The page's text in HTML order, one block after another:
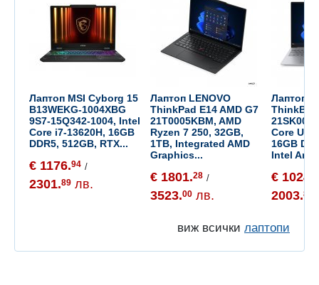
Лаптоп MSI Cyborg 15
B13WEKG-1004XBG
9S7-15Q342-1004, Intel
Core i7-13620H, 16GB
DDR5, 512GB, RTX...
€ 1176.94 /
2301.89 лв.
Лаптоп LENOVO
ThinkPad E14 AMD G7
21T0005KBM, AMD
Ryzen 7 250, 32GB,
1TB, Integrated AMD
Graphics...
€ 1801.28 /
3523.00 лв.
Лаптоп
Core
16GB
Intel Ar...
€ 1024.
2003.83
виж всички лаптопи